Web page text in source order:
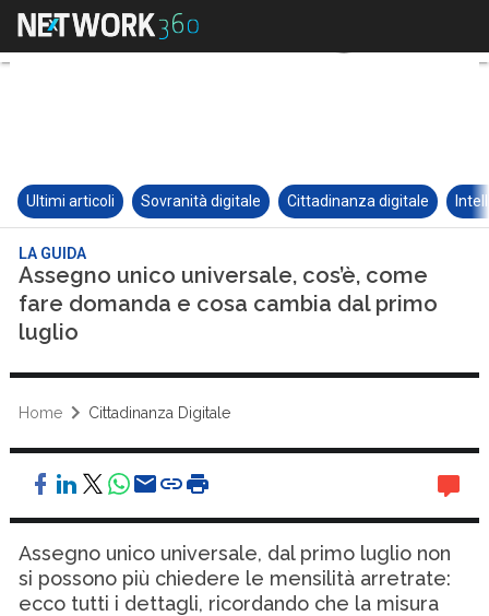
Ultimi articoli Sovranità digitale Cittadinanza digitale
LA GUIDA
Assegno unico universale, cos’è, come
fare domanda e cosa cambia dal primo
luglio
Home Cittadinanza Digitale
Assegno unico universale, dal primo luglio non
si possono più chiedere le mensilità arretrate:
ecco tutti i dettagli, ricordando che la misura